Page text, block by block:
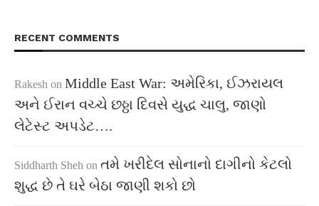
RECENT COMMENTS
Rakesh on Middle East War: અમેરિકા, ઈઝરાયલ
અને ઈરાન વચ્ચે છઠ્ઠા દિવસે યુદ્ધ ચાલુ, જાણો
લેટેસ્ટ અપડેટ….
Siddharth Sheh on તમે ખરીદેલ સોનાનો દાગીનો કેટલો
શુદ્ધ છે તે ઘરે બેઠા જાણી શકો છો